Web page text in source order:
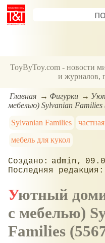
ToyByToy.com - новости
и журналов,
Главная Фигурки
мебелью) Sylvanian
Sylvanian Families
мебель для кукол
admin
Уютный домик (Дом Марии,
с мебелью)
Families